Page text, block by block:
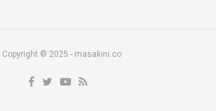
Copyright © 2025 - masakini.co